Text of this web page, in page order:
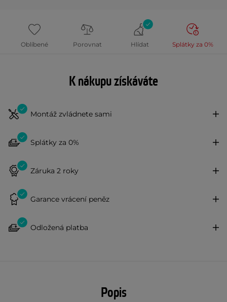
Oblíbené Porovnat Hlídat Splátky za 0%
K nákupu získáváte
Montáž zvládnete sami
Splátky za 0%
Záruka 2 roky
Garance vrácení peněz
Odložená platba
Popis